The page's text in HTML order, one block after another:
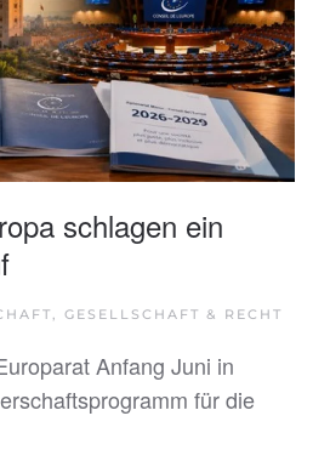
schlagen ein
GESELLSCHAFT & RECHT
Anfang Juni in
für die